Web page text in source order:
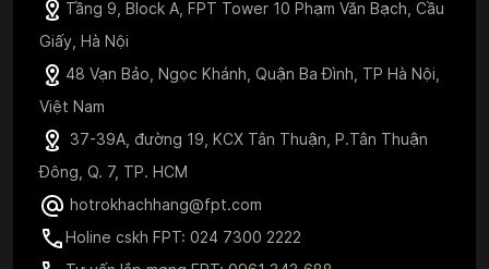
Tầng 9, Block A, FPT Tower 10 Phạm Văn Bạch, Cầu
Giấy, Hà Nội
48 Vạn Bảo, Ngọc Khánh, Quận Ba Đình, TP Hà Nội,
Việt Nam
37-39A, đường 19, KCX Tân Thuận, P.Tân Thuận
Đông, Q. 7, TP. HCM
hotrokhachhang@fpt.com
Holine cskh FPT: 024 7300 2222